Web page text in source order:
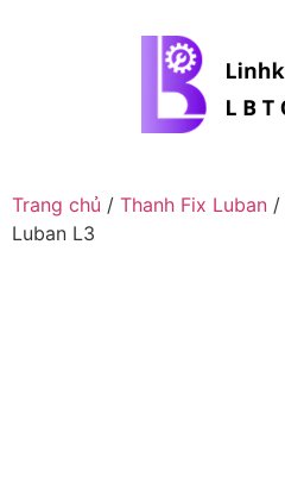
Trang chủ / Thanh Fix Luban /
Luban L3